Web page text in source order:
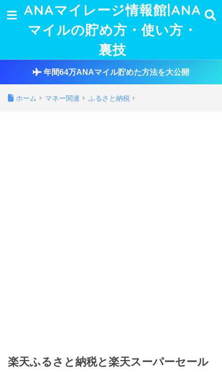
ANAマイレージ情報館|ANA
マイルの貯め方・使い方・
裏技
年間64万ANAマイル貯めた方法を大公開
ホーム マネー関連 ふるさと納税
楽天ふるさと納税と楽天スーパーセール